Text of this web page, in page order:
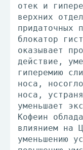
отек и
верхних
придаточных
блокатор
оказывает
действие,
гиперемию
носа,
носа,
уменьшает
Кофеин
влиянием на
уменьшению